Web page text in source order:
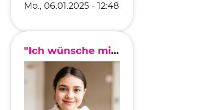
Mo., 06.01.2025 - 12:48
"Ich wünsche mir, dass alle Menschen auf der Welt gleichberechtigt werden."